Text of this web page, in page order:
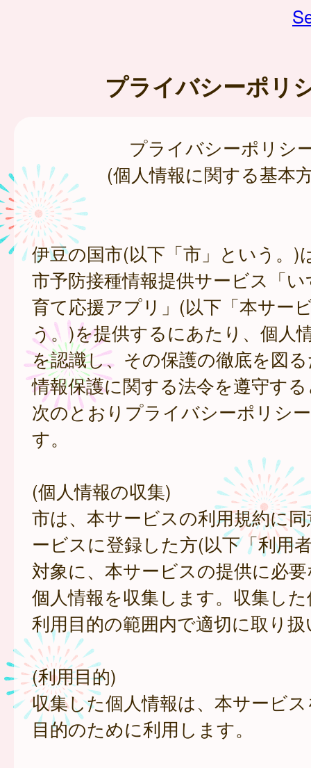
プライバシーポリ
プライバシーポリシ
(個人情報に関する基本
伊豆の国市(以下「市」という。)
市予防接種情報提供サービス「
育て応援アプリ」(以下「本サー
う。)を提供するにあたり、個人
を認識し、その保護の徹底を図
情報保護に関する法令を遵守す
次のとおりプライバシーポリシ
す。
(個人情報の収集)
市は、本サービスの利用規約に
ービスに登録した方(以下「利用
対象に、本サービスの提供に必
個人情報を収集します。収集し
利用目的の範囲内で適切に取り
(利用目的)
収集した個人情報は、本サービ
目的のために利用します。